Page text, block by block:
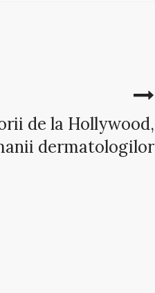
de la Hollywood,
dermatologilor